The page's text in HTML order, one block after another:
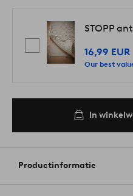
STOPP
16,99 EUR
Our best
In
Productinformatie